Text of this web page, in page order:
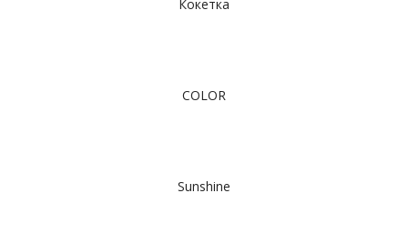
Кокетка
COLOR
Sunshine